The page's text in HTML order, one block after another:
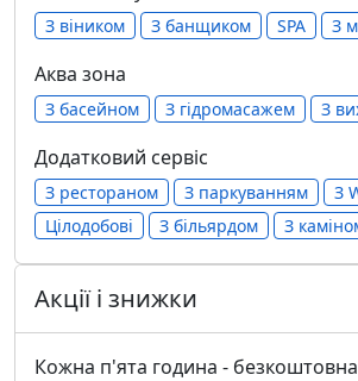
З віником З банщиком SPA З
Аква зона
З басейном З гідромасажем З
Додатковий сервіс
З рестораном З паркуванням
З
Цілодобові
З більярдом З
Акції і знижки
Кожна п'ята година -